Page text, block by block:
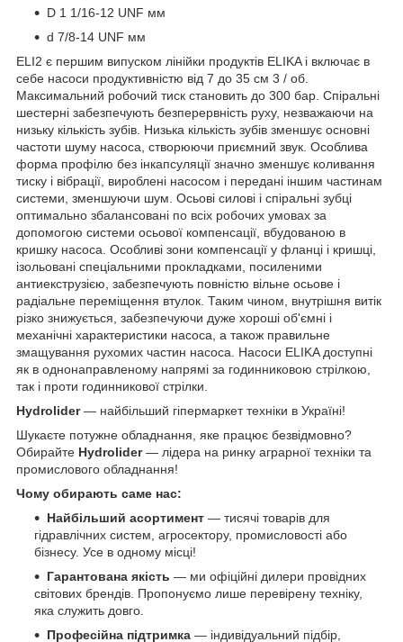
D 1 1/16-12 UNF мм
d 7/8-14 UNF мм
ELI2 є першим випуском лінійки продуктів ELIKA і включає в
себе насоси продуктивністю від 7 до 35 см 3 / об.
Максимальний робочий тиск становить до 300 бар. Спіральні
шестерні забезпечують безперервність руху, незважаючи на
низьку кількість зубів. Низька кількість зубів зменшує основні
частоти шуму насоса, створюючи приємний звук. Особлива
форма профілю без інкапсуляції значно зменшує коливання
тиску і вібрації, вироблені насосом і передані іншим частинам
системи, зменшуючи шум. Осьові силові і спіральні зубці
оптимально збалансовані по всіх робочих умовах за
допомогою системи осьової компенсації, вбудованою в
кришку насоса. Особливі зони компенсації у фланці і кришці,
ізольовані спеціальними прокладками, посиленими
антиекструзією, забезпечують повністю вільне осьове і
радіальне переміщення втулок. Таким чином, внутрішня витік
різко знижується, забезпечуючи дуже хороші об'ємні і
механічні характеристики насоса, а також правильне
змащування рухомих частин насоса. Насоси ELIKA доступні
як в однонаправленому напрямі за годинниковою стрілкою,
так і проти годинникової стрілки.
Hydrolider— найбільший гіпермаркет техніки в Україні!
Шукаєте потужне обладнання, яке працює безвідмовно?
Обирайте Hydrolider— лідера на ринку аграрної техніки та
промислового обладнання!
Чому обирають саме нас:
Найбільший асортимент — тисячі товарів для
гідравлічних систем, агросектору, промисловості або
бізнесу. Усе в одному місці!
Гарантована якість — ми офіційні дилери провідних
світових брендів. Пропонуємо лише перевірену техніку,
яка служить довго.
Професійна підтримка — індивідуальний підбір,